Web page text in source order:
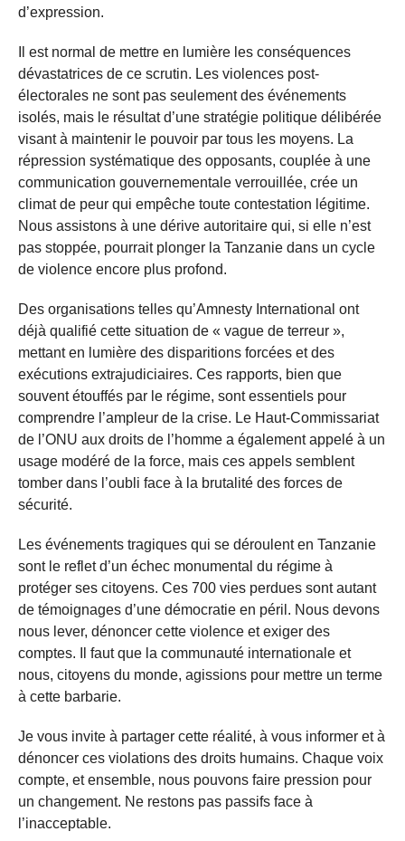
d’expression.
Il est normal de mettre en lumière les conséquences
dévastatrices de ce scrutin. Les violences post-
électorales ne sont pas seulement des événements
isolés, mais le résultat d’une stratégie politique délibérée
visant à maintenir le pouvoir par tous les moyens. La
répression systématique des opposants, couplée à une
communication gouvernementale verrouillée, crée un
climat de peur qui empêche toute contestation légitime.
Nous assistons à une dérive autoritaire qui, si elle n’est
pas stoppée, pourrait plonger la Tanzanie dans un cycle
de violence encore plus profond.
Des organisations telles qu’Amnesty International ont
déjà qualifié cette situation de « vague de terreur »,
mettant en lumière des disparitions forcées et des
exécutions extrajudiciaires. Ces rapports, bien que
souvent étouffés par le régime, sont essentiels pour
comprendre l’ampleur de la crise. Le Haut-Commissariat
de l’ONU aux droits de l’homme a également appelé à un
usage modéré de la force, mais ces appels semblent
tomber dans l’oubli face à la brutalité des forces de
sécurité.
Les événements tragiques qui se déroulent en Tanzanie
sont le reflet d’un échec monumental du régime à
protéger ses citoyens. Ces 700 vies perdues sont autant
de témoignages d’une démocratie en péril. Nous devons
nous lever, dénoncer cette violence et exiger des
comptes. Il faut que la communauté internationale et
nous, citoyens du monde, agissions pour mettre un terme
à cette barbarie.
Je vous invite à partager cette réalité, à vous informer et à
dénoncer ces violations des droits humains. Chaque voix
compte, et ensemble, nous pouvons faire pression pour
un changement. Ne restons pas passifs face à
l’inacceptable.